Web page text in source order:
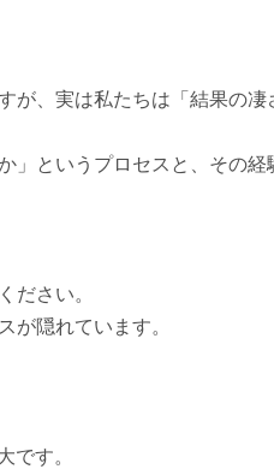
が、実は私たちは「結果の凄
」というプロセスと、その経
ださい。
が隠れています。
です。